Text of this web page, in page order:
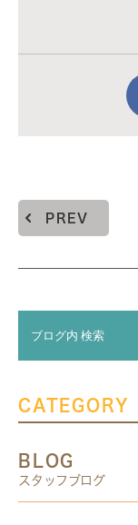
PREV
CATEGORY
BLOG
スタッフブログ